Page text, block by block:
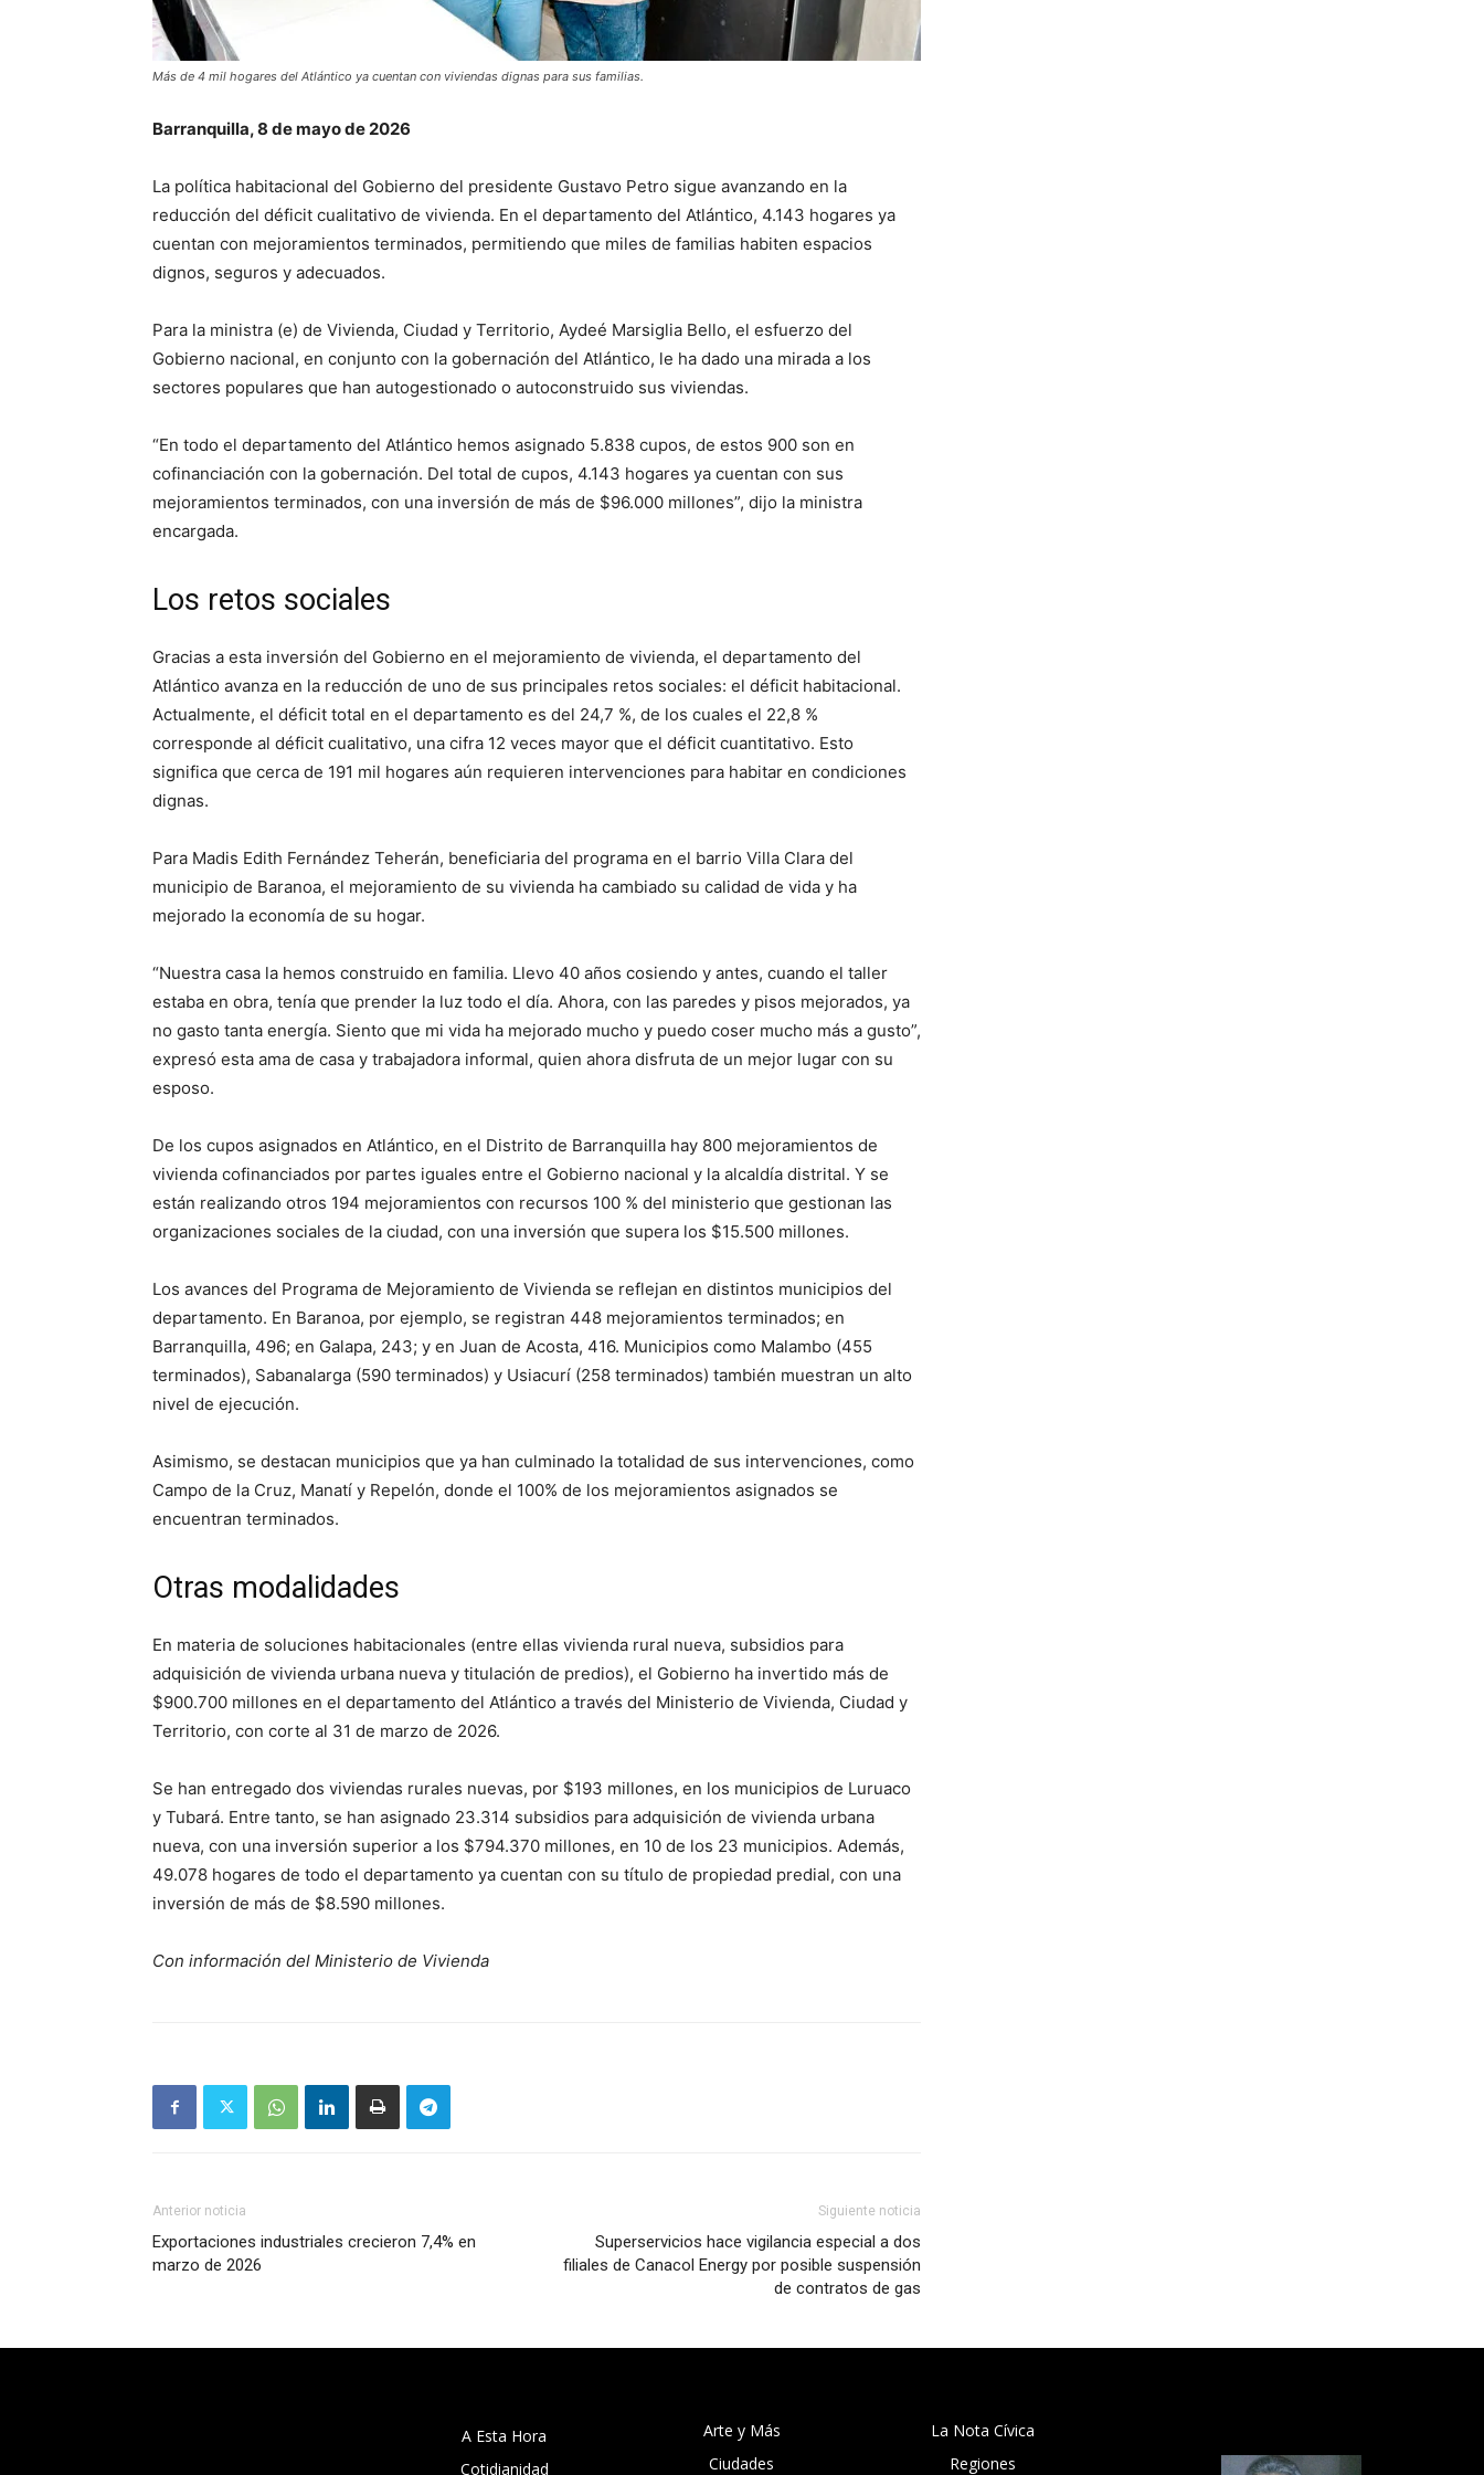
​Más de 4 mil hogares del Atlántico ya cuentan con viviendas dignas para sus familias.​
Barranquilla, 8 de mayo de 2026
La política habitacional del Gobierno del presidente Gustavo Petro sigue avanzando en la
reducción del déficit cualitativo de vivienda. En el departamento del Atlántico, 4.143 hogares ya
cuentan con mejoramientos terminados, permitiendo que miles de familias habiten espacios
dignos, seguros y adecuados.
Para la ministra (e) de Vivienda, Ciudad y Territorio, Aydeé Marsiglia Bello, el esfuerzo del
Gobierno nacional, en conjunto con la gobernación del Atlántico, le ha dado una mirada a los
sectores populares que han autogestionado o autoconstruido sus viviendas.
“En todo el departamento del Atlántico hemos asignado 5.838 cupos, de estos 900 son en
cofinanciación con la gobernación. Del total de cupos, 4.143 hogares ya cuentan con sus
mejoramientos terminados, con una inversión de más de $96.000 millones”, dijo la ministra
encargada.
Los retos sociales
Gracias a esta inversión del Gobierno en el mejoramiento de vivienda, el departamento del
Atlántico avanza en la reducción de uno de sus principales retos sociales: el déficit habitacional.
Actualmente, el déficit total en el departamento es del 24,7 %, de los cuales el 22,8 %
corresponde al déficit cualitativo, una cifra 12 veces mayor que el déficit cuantitativo. Esto
significa que cerca de 191 mil hogares aún requieren intervenciones para habitar en condiciones
dignas.
Para Madis Edith Fernández Teherán, beneficiaria del programa en el barrio Villa Clara del
municipio de Baranoa, el mejoramiento de su vivienda ha cambiado su calidad de vida y ha
mejorado la economía de su hogar.
“Nuestra casa la hemos construido en familia. Llevo 40 años cosiendo y antes, cuando el taller
estaba en obra, tenía que prender la luz todo el día. Ahora, con las paredes y pisos mejorados, ya
no gasto tanta energía. Siento que mi vida ha mejorado mucho y puedo coser mucho más a gusto”,
expresó esta ama de casa y trabajadora informal, quien ahora disfruta de un mejor lugar con su
esposo.
De los cupos asignados en Atlántico, en el Distrito de Barranquilla hay 800 mejoramientos de
vivienda cofinanciados por partes iguales entre el Gobierno nacional y la alcaldía distrital. Y se
están realizando otros 194 mejoramientos con recursos 100 % del ministerio que gestionan las
organizaciones sociales de la ciudad, con una inversión que supera los $15.500 millones.
Los avances del Programa de Mejoramiento de Vivienda se reflejan en distintos municipios del
departamento. En Baranoa, por ejemplo, se registran 448 mejoramientos terminados; en
Barranquilla, 496; en Galapa, 243; y en Juan de Acosta, 416. Municipios como Malambo (455
terminados), Sabanalarga (590 terminados) y Usiacurí (258 terminados) también muestran un alto
nivel de ejecución.
Asimismo, se destacan municipios que ya han culminado la totalidad de sus intervenciones, como
Campo de la Cruz, Manatí y Repelón, donde el 100% de los mejoramientos asignados se
encuentran terminados.
Otras modalidades
En materia de soluciones habitacionales (entre ellas vivienda rural nueva, subsidios para
adquisición de vivienda urbana nueva y titulación de predios), el Gobierno ha invertido más de
$900.700 millones en el departamento del Atlántico a través del Ministerio de Vivienda, Ciudad y
Territorio, con corte al 31 de marzo de 2026.
Se han entregado dos viviendas rurales nuevas, por $193 millones, en los municipios de Luruaco
y Tubará. Entre tanto, se han asignado 23.314 subsidios para adquisición de vivienda urbana
nueva, con una inversión superior a los $794.370 millones, en 10 de los 23 municipios. Además,
49.078 hogares de todo el departamento ya cuentan con su título de propiedad predial, con una
inversión de más de $8.590 millones.
Con información del Ministerio de Vivienda
Anterior noticia
Exportaciones industriales crecieron 7,4% en
marzo de 2026
Siguiente noticia
Superservicios hace vigilancia especial a dos
filiales de Canacol Energy por posible suspensión
de contratos de gas
A Esta Hora
Cotidianidad
Arte y Más
Ciudades
La Nota Cívica
Regiones